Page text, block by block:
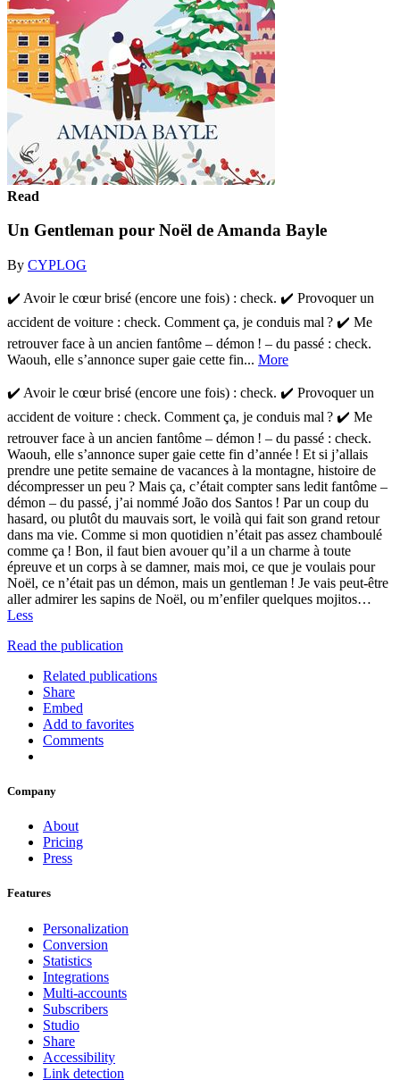
Read
Un Gentleman pour Noël de Amanda Bayle
By CYPLOG
✔️ Avoir le cœur brisé (encore une fois) : check. ✔️ Provoquer un
accident de voiture : check. Comment ça, je conduis mal ? ✔️ Me
retrouver face à un ancien fantôme – démon ! – du passé : check.
Waouh, elle s’annonce super gaie cette fin... More
✔️ Avoir le cœur brisé (encore une fois) : check. ✔️ Provoquer un
accident de voiture : check. Comment ça, je conduis mal ? ✔️ Me
retrouver face à un ancien fantôme – démon ! – du passé : check.
Waouh, elle s’annonce super gaie cette fin d’année ! Et si j’allais
prendre une petite semaine de vacances à la montagne, histoire de
décompresser un peu ? Mais ça, c’était compter sans ledit fantôme –
démon – du passé, j’ai nommé João dos Santos ! Par un coup du
hasard, ou plutôt du mauvais sort, le voilà qui fait son grand retour
dans ma vie. Comme si mon quotidien n’était pas assez chamboulé
comme ça ! Bon, il faut bien avouer qu’il a un charme à toute
épreuve et un corps à se damner, mais moi, ce que je voulais pour
Noël, ce n’était pas un démon, mais un gentleman ! Je vais peut-être
aller admirer les sapins de Noël, ou m’enfiler quelques mojitos…
Less
Read the publication
Related publications
Share
Embed
Add to favorites
Comments
Company
About
Pricing
Press
Features
Personalization
Conversion
Statistics
Integrations
Multi-accounts
Subscribers
Studio
Share
Accessibility
Link detection